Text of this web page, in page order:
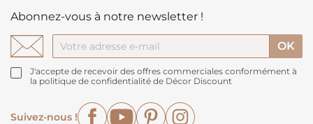
Abonnez-vous à notre newsletter !
J'accepte de recevoir des offres commerciales conformément à
la politique de confidentialité de Décor Discount
Suivez-nous !
FacebookYouTubePinterest